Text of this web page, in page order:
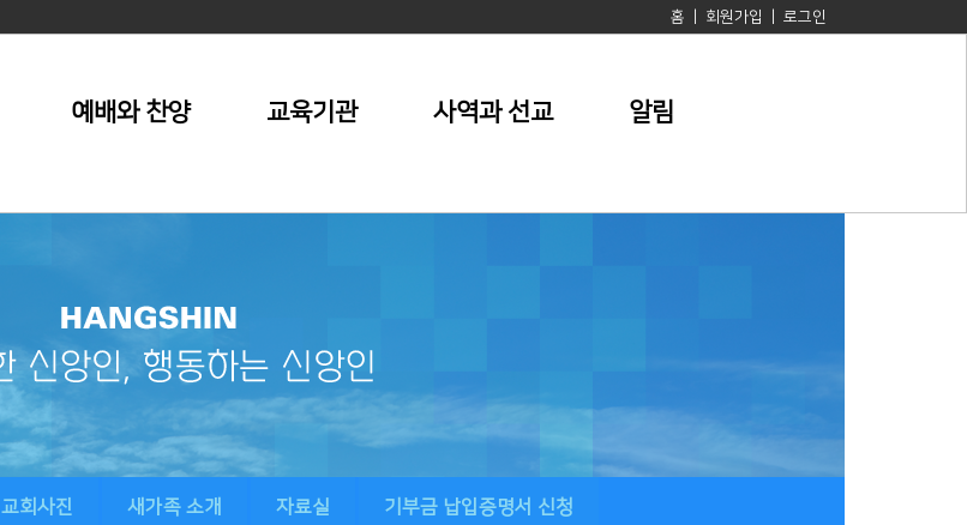
홈 회원가입 로그인
예배와 찬양 교육기관 사역과 선교 알림
교회사진 새가족 소개 자료실 기부금 납입증명서 신청